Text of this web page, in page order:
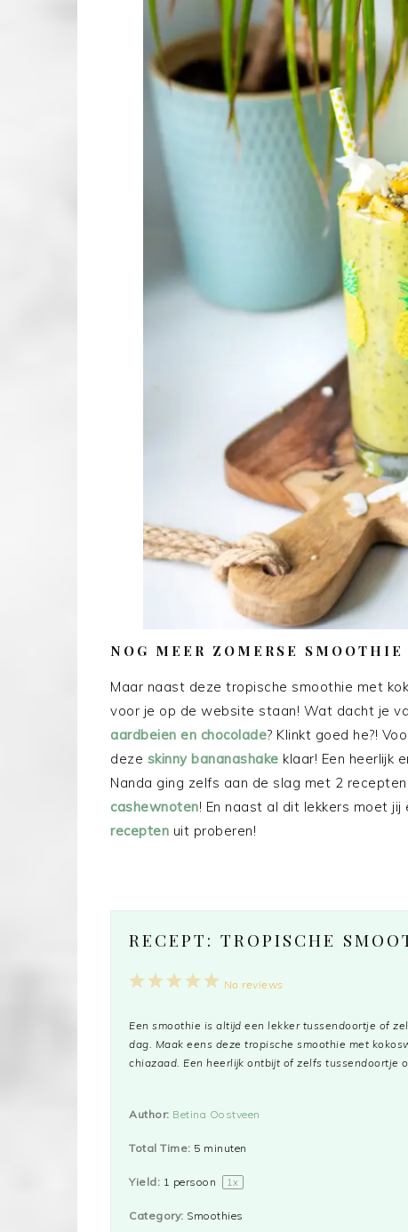
NOG MEER ZOMERSE SMOOTHIE
Maar naast deze tropische smoothie met
voor je op de website staan! Wat dacht je
aardbeien en chocolade? Klinkt goed he?!
deze skinny bananashake klaar! Een heerlijk
Nanda ging zelfs aan de slag met 2
cashewnoten! En naast al dit lekkers moet jij
recepten uit proberen!
RECEPT: TROPISCHE
5
4
3
2
1
No reviews
Een smoothie is altijd een lekker tussendoortje of
dag. Maak eens deze tropische smoothie met
chiazaad. Een heerlijk ontbijt of zelfs tussendoortje
Author: Betina Oostveen
Total Time: 5 minuten
Yield: 1 persoon 1 x
Category: Smoothies